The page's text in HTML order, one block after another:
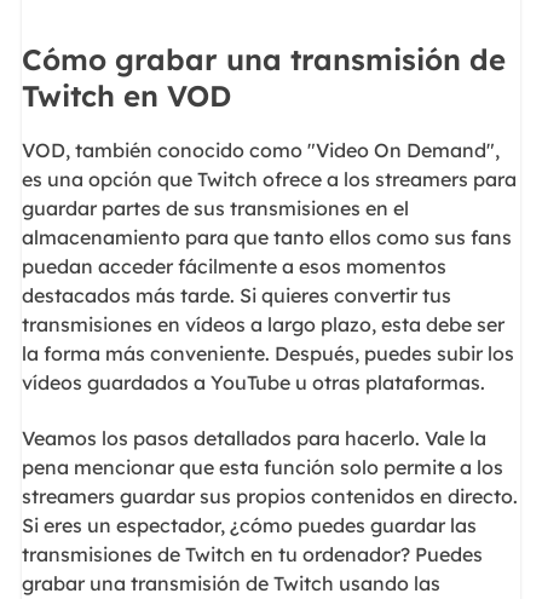
Cómo grabar una transmisión de
Twitch en VOD
VOD, también conocido como "Video On Demand",
es una opción que Twitch ofrece a los streamers para
guardar partes de sus transmisiones en el
almacenamiento para que tanto ellos como sus fans
puedan acceder fácilmente a esos momentos
destacados más tarde. Si quieres convertir tus
transmisiones en vídeos a largo plazo, esta debe ser
la forma más conveniente. Después, puedes subir los
vídeos guardados a YouTube u otras plataformas.
Veamos los pasos detallados para hacerlo. Vale la
pena mencionar que esta función solo permite a los
streamers guardar sus propios contenidos en directo.
Si eres un espectador, ¿cómo puedes guardar las
transmisiones de Twitch en tu ordenador? Puedes
grabar una transmisión de Twitch usando las